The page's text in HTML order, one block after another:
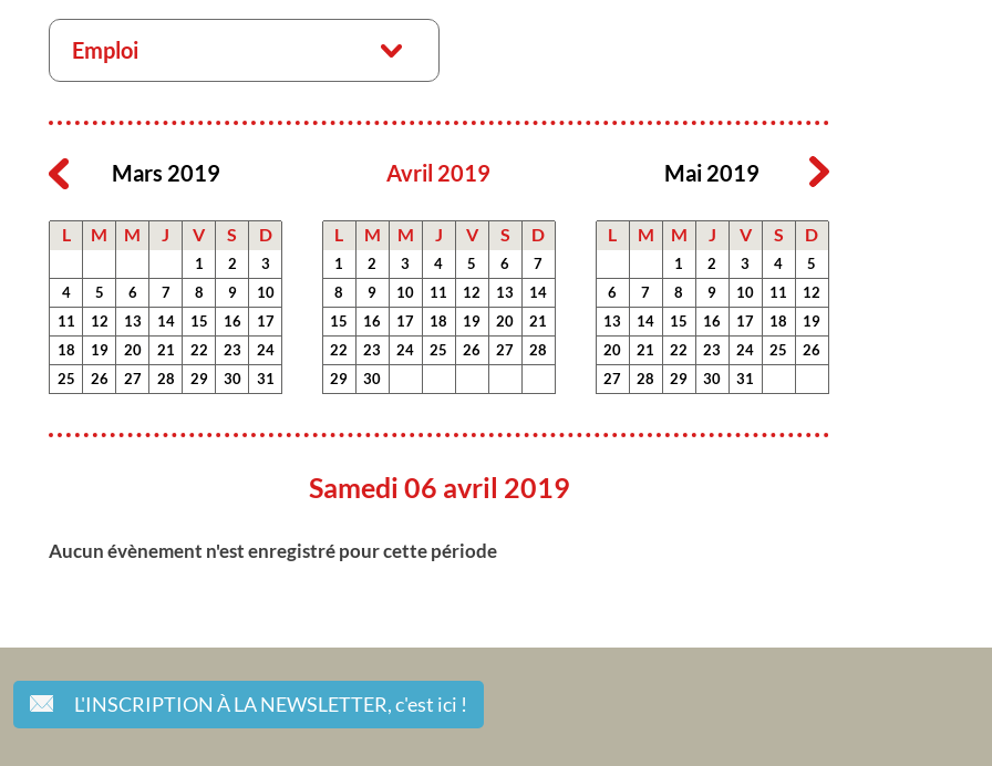
Emploi
Mars 2019
L M M J V S D
1 2
3
4
5 6 7 8 9
10
11
12 13 14 15 16
17
18
19 20 21 22 23
24
25
26 27 28 29 30 31
Avril 2019
L M M J V S D
1 2 3 4 5 6
7
8
9 10 11 12 13
14
15
16 17 18 19 20
21
22
23 24 25 26 27
28
29
30
Mai 2019
L M M J V S D
1 2 3 4
5
6
7 8 9 10 11
12
13
14 15 16 17 18
19
20
21 22 23 24 25
26
27
28 29 30 31
Samedi 06 avril 2019
Aucun évènement n'est enregistré pour cette période
L'INSCRIPTION À LA NEWSLETTER,c'est ici !